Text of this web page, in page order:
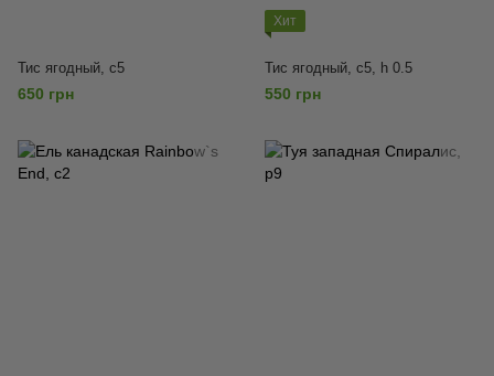
Тис ягодный, с5
650 грн
Хит
Тис ягодный, с5, h 0.5
550 грн